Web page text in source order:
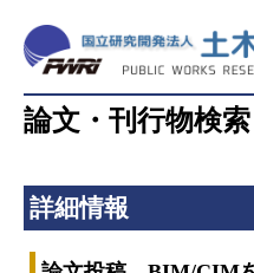
論文・刊行物検索
詳細情報